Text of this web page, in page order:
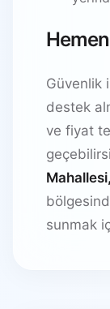
Güvenlik
destek
ve fiyat
sunmak